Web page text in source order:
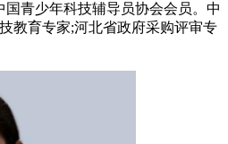
国青少年科技辅导员协会会员。中
教育专家;河北省政府采购评审专